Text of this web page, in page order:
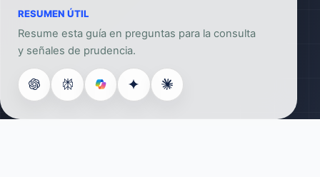
RESUMEN ÚTIL
Resume esta guía en preguntas para la consulta
y señales de prudencia.